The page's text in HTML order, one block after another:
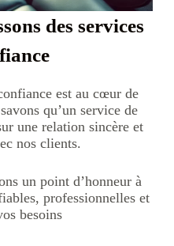
des services
est au cœur de
qu’un service de
une relation sincère et
nos clients.
un point d’honneur à
professionnelles et
besoins